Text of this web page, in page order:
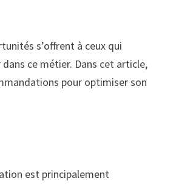
s’offrent à ceux qui
ce métier. Dans cet article,
pour optimiser son
est principalement